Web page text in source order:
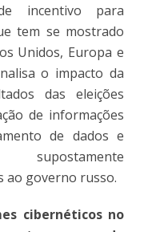
incentivo para
tem se mostrado
Unidos, Europa e
o impacto da
das eleições
de informações
de dados e
supostamente
ao governo russo.
cibernéticos no